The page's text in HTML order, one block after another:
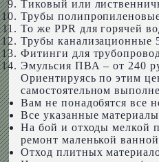
Тиковый или
Трубы
То же PPR для горячей
Трубы канализационные
Фитинги для
Эмульсия ПВА – от 240
Ориентируясь по этим
самостоятельном
Вам не понадобятся все
Все указанные
На бой и отходы мелкой
ремонт маленькой
Отход плитных